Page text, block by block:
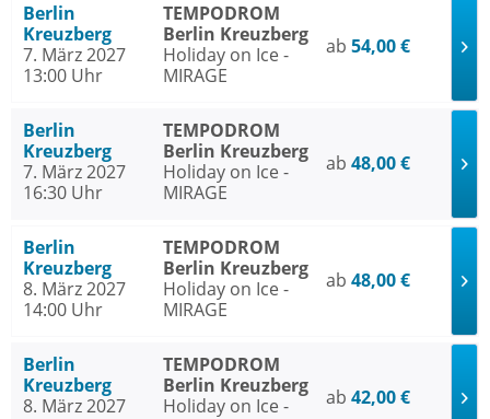
Berlin
Kreuzberg
7. März 2027
13:00 Uhr
TEMPODROM
Berlin Kreuzberg
Holiday on Ice -
MIRAGE
ab 54,00 €
Berlin
Kreuzberg
7. März 2027
16:30 Uhr
TEMPODROM
Berlin Kreuzberg
Holiday on Ice -
MIRAGE
ab 48,00 €
Berlin
Kreuzberg
8. März 2027
14:00 Uhr
TEMPODROM
Berlin Kreuzberg
Holiday on Ice -
MIRAGE
ab 48,00 €
Berlin
Kreuzberg
8. März 2027
TEMPODROM
Berlin Kreuzberg
Holiday on Ice -
ab 42,00 €